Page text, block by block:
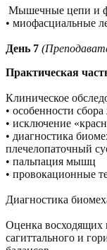
Мышечные цепи и
• миофасциальные
День 7
Практическая
Клиническое
• особенности
• исключение
• диагностика
плечелопаточный
• пальпация мышц
• провокационные
Диагностика
Оценка восходящих
сагиттального и